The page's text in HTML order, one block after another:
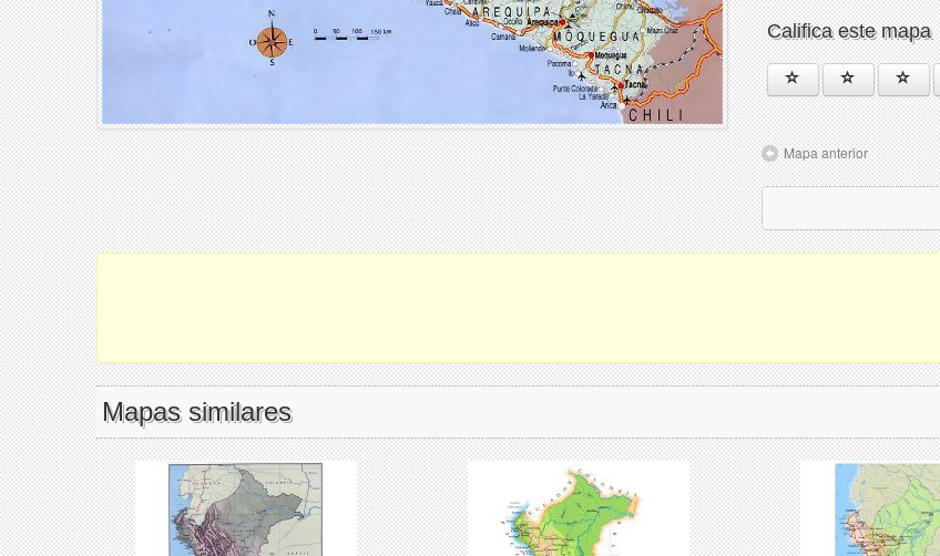
Califica este mapa
Mapa anterior
Mapas similares